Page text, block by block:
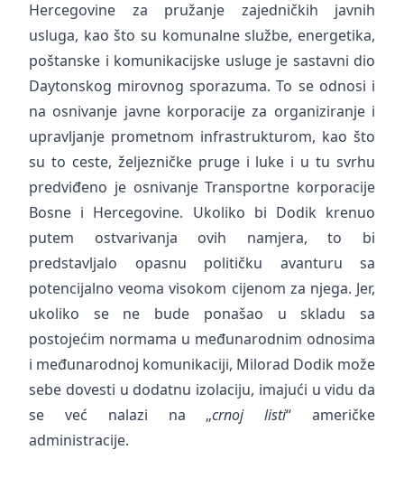
Hercegovine za pružanje zajedničkih javnih
usluga, kao što su komunalne službe, energetika,
poštanske i komunikacijske usluge je sastavni dio
Daytonskog mirovnog sporazuma. To se odnosi i
na osnivanje javne korporacije za organiziranje i
upravljanje prometnom infrastrukturom, kao što
su to ceste, željezničke pruge i luke i u tu svrhu
predviđeno je osnivanje Transportne korporacije
Bosne i Hercegovine. Ukoliko bi Dodik krenuo
putem ostvarivanja ovih namjera, to bi
predstavljalo opasnu političku avanturu sa
potencijalno veoma visokom cijenom za njega. Jer,
ukoliko se ne bude ponašao u skladu sa
postojećim normama u međunarodnim odnosima
i međunarodnoj komunikaciji, Milorad Dodik može
sebe dovesti u dodatnu izolaciju, imajući u vidu da
se već nalazi na „crnoj listi“ američke
administracije.